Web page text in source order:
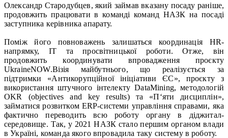
Олександр Стародубцев, який займав вказану посаду раніше,
продовжить працювати в команді команд НАЗК на посаді
заступника керівника апарату.
Поміж його повноважень залишаться координація HR-
напрямку, ІТ та просвітницької роботи. Отже, він
продовжить координувати впровадження проєкту
UkraineNOW.Візія майбутнього, що реалізується за
підтримки «Антикорупційної ініціативи ЄС», проєкту з
використання штучного інтелекту DataMining, методологій
OKR (objectives and key results) та «П‘яти дисциплін»,
займатися розвитком ERP-системи управління справами, яка
фактично переводить всю роботу органу в діджитал-
середовище. Так, у 2021 НАЗК стало першим органом влади
в Україні, команда якого впровадила таку систему в роботу.